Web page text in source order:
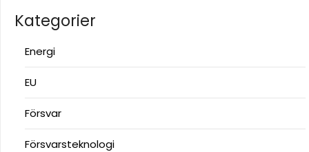
Kategorier
Energi
EU
Försvar
Försvarsteknologi